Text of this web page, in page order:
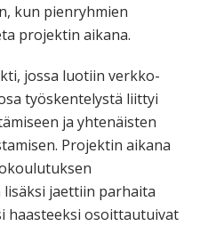
kun pienryhmien
projektin aikana.
jossa luotiin verkko-
työskentelystä liittyi
ja yhtenäisten
Projektin aikana
jaettiin parhaita
haasteeksi osoittautuivat